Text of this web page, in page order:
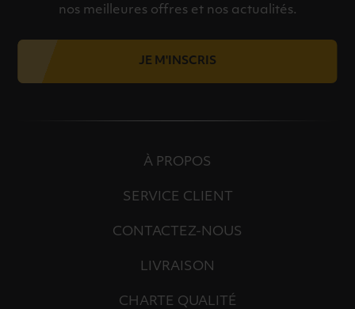
nos meilleures offres et nos actualités.
JE M'INSCRIS
À PROPOS
SERVICE CLIENT
CONTACTEZ-NOUS
LIVRAISON
CHARTE QUALITÉ